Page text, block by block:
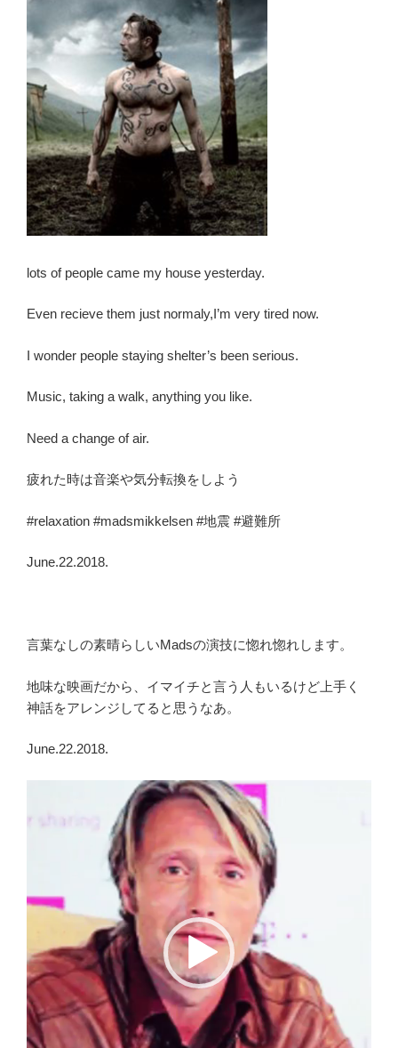
lots of people came my house yesterday.
Even recieve them just normaly,I’m very tired now.
I wonder people staying shelter’s been serious.
Music, taking a walk, anything you like.
Need a change of air.
疲れた時は音楽や気分転換をしよう
#relaxation #madsmikkelsen #地震 #避難所
June.22.2018.
言葉なしの素晴らしいMadsの演技に惚れ惚れします。
地味な映画だから、イマイチと言う人もいるけど上手く
神話をアレンジしてると思うなあ。
June.22.2018.
ヤ